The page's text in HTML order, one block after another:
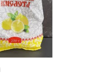
Налет на ванне